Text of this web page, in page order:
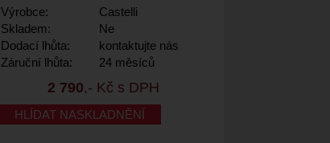
Výrobce:
Castelli
Skladem:
Ne
Dodací lhůta:
kontaktujte nás
Záruční lhůta:
24 měsíců
2 790,- Kč s DPH
HLÍDAT NASKLADNĚNÍ